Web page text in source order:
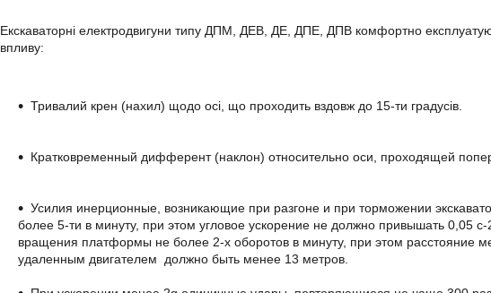
Екскаваторні електродвигуни типу ДПМ, ДЕВ, ДЕ, ДПЕ, ДПВ комфортно
впливу:
Тривалий крен (нахил) щодо осі, що проходить вздовж до 15-ти градусів.
Кратковременный дифферент (наклон) относительно оси, проходящей
Усилия инерционные, возникающие при разгоне и при торможении
более 5-ти в минуту, при этом угловое ускорение не должно привышать 0,05
вращения платформы не более 2-х оборотов в минуту, при этом
удаленным двигателем должно быть менее 13 метров.